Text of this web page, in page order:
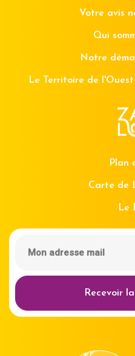
Votre avis
Qui
Notre
Le Territoire de
Plan
Carte de
Le
Recevoir